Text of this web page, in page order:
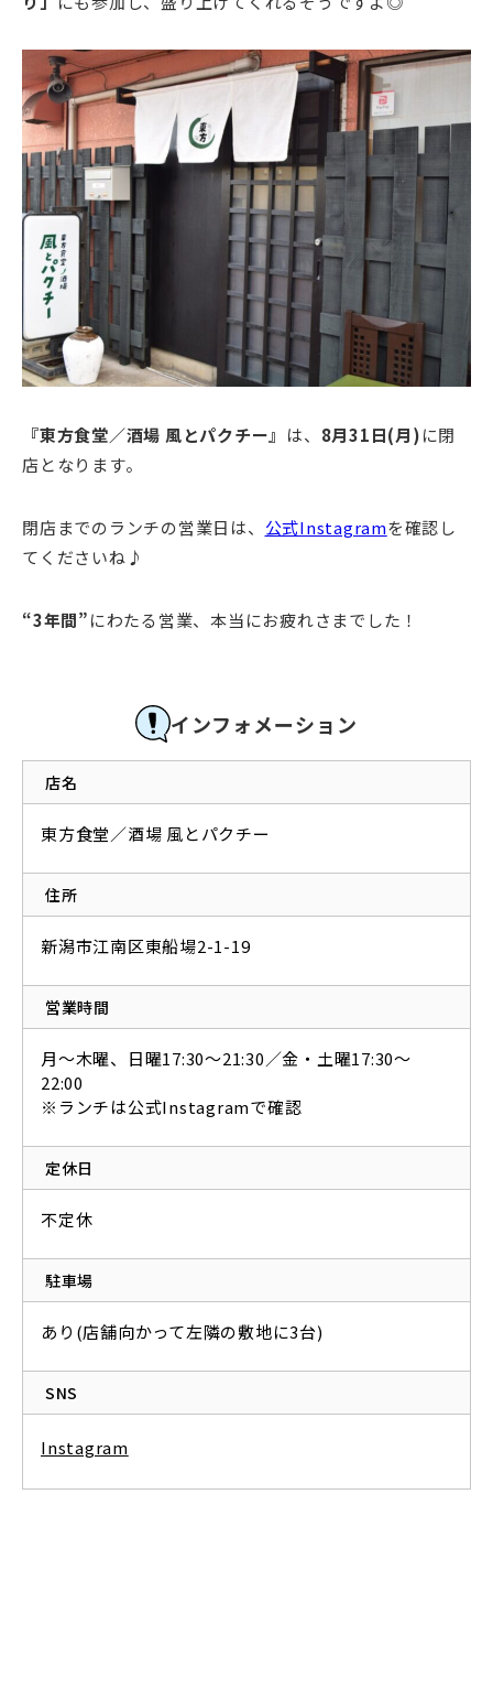
『東方食堂／酒場 風とパクチー』 は、 8月31日(月)に閉
店となります。
閉店までのランチの営業日は、 公式Instagramを確認し
てくださいね♪
“3年間”にわたる営業、本当にお疲れさまでした！
インフォメーション
店名
東方食堂／酒場 風とパクチー
住所
新潟市江南区東船場2-1-19
営業時間
月～木曜、日曜17:30～21:30／金・土曜17:30～
22:00
※ランチは公式Instagramで確認
定休日
不定休
駐車場
あり(店舗向かって左隣の敷地に3台)
SNS
Instagram